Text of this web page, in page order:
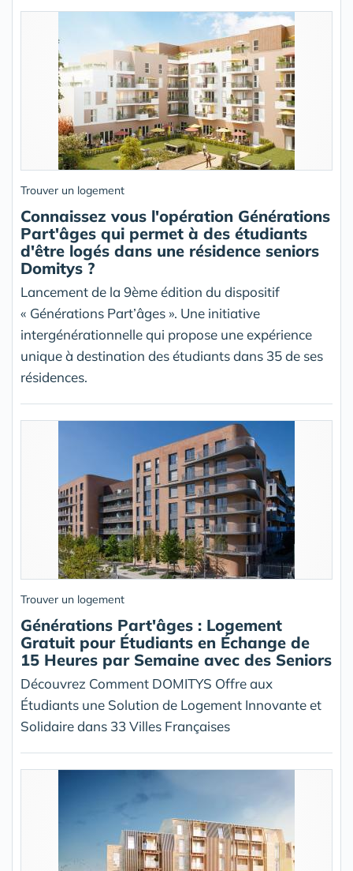
Trouver un logement
Connaissez vous l'opération Générations
Part'âges qui permet à des étudiants
d'être logés dans une résidence seniors
Domitys ?
Lancement de la 9ème édition du dispositif
« Générations Part’âges ». Une initiative
intergénérationnelle qui propose une expérience
unique à destination des étudiants dans 35 de ses
résidences.
Trouver un logement
Générations Part'âges : Logement
Gratuit pour Étudiants en Échange de
15 Heures par Semaine avec des Seniors
Découvrez Comment DOMITYS Offre aux
Étudiants une Solution de Logement Innovante et
Solidaire dans 33 Villes Françaises